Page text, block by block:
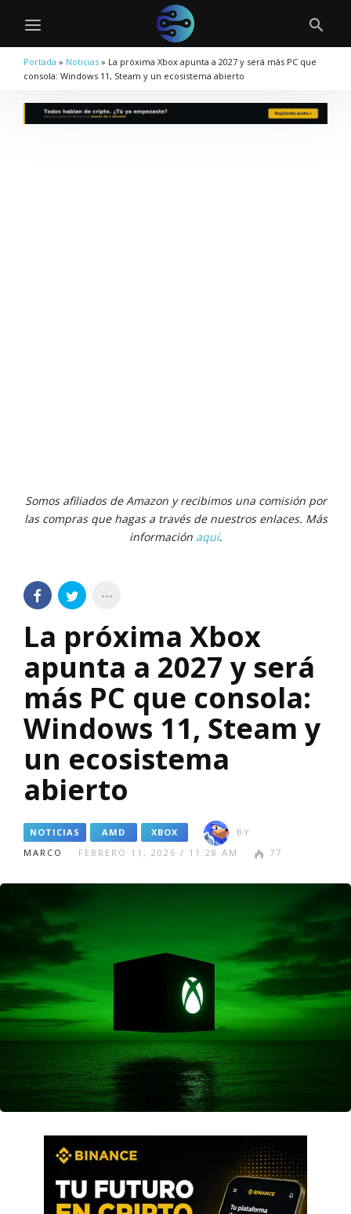
Portada » Noticias » La próxima Xbox apunta a 2027 y será más PC que
consola: Windows 11, Steam y un ecosistema abierto
Somos afiliados de Amazon y recibimos una comisión por
las compras que hagas a través de nuestros enlaces. Más
información aquí.
La próxima Xbox
apunta a 2027 y será
más PC que consola:
Windows 11, Steam y
un ecosistema
abierto
NOTICIAS AMD XBOX
BY
MARCO
FEBRERO 11, 2026 / 11:28 AM 77